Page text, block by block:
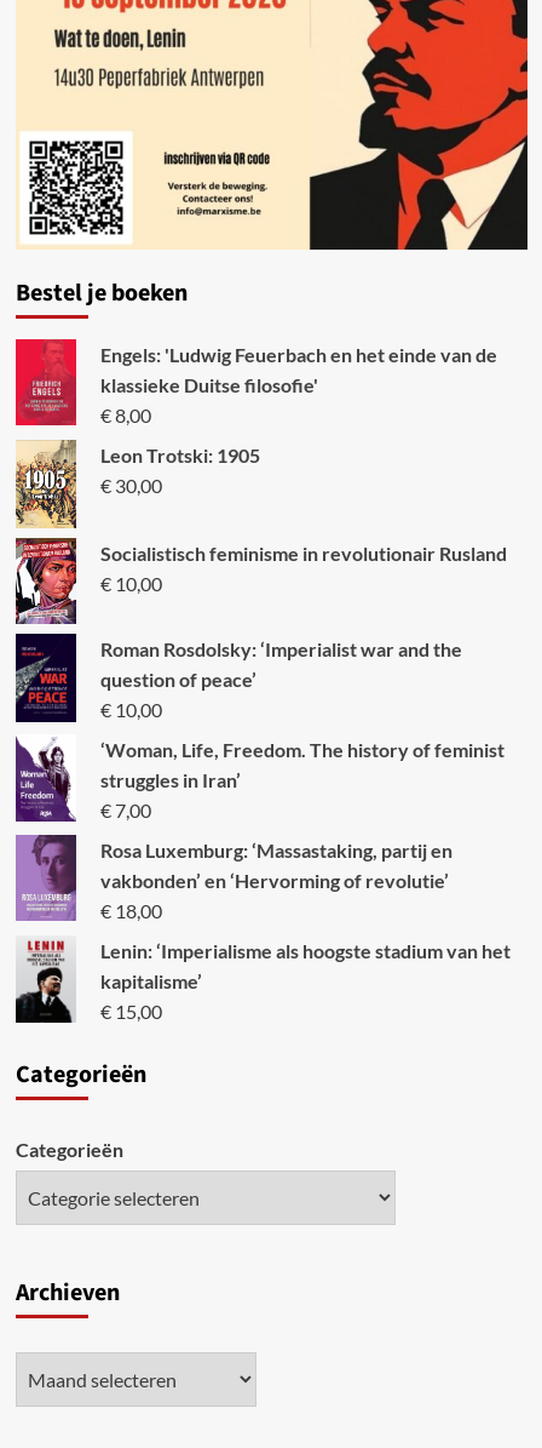
Bestel je boeken
Engels: 'Ludwig Feuerbach en het einde van de
klassieke Duitse filosofie'
€8,00
Leon Trotski: 1905
€30,00
Socialistisch feminisme in revolutionair Rusland
€10,00
Roman Rosdolsky: ‘Imperialist war and the
question of peace’
€10,00
‘Woman, Life, Freedom. The history of feminist
struggles in Iran’
€7,00
Rosa Luxemburg: ‘Massastaking, partij en
vakbonden’ en ‘Hervorming of revolutie’
€18,00
Lenin: ‘Imperialisme als hoogste stadium van het
kapitalisme’
€15,00
Categorieën
Categorieën
Archieven